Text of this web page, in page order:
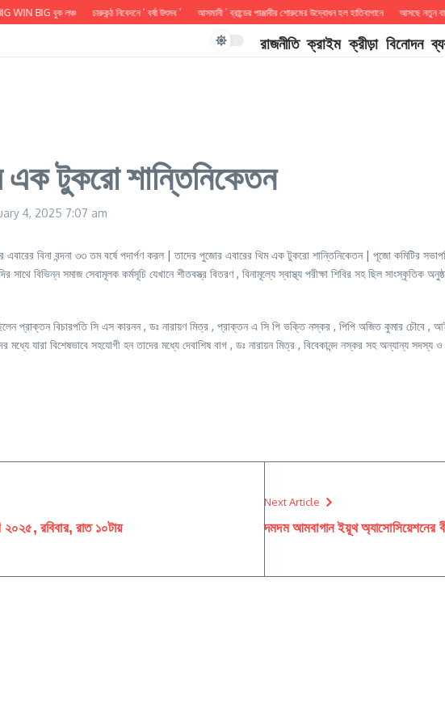
BIG বুক লঞ্চ চারুকন্ঠ নিবেদনে ‘ বর্ষা উৎসব ‘ আসমানী ‘ ব্রান্ডের পাঞ্জাবীর শোরুমের উদ্বোধন হল হাতিবাগানে আসছে নতুন বাংলা
রাজনীতি ক্রাইম ক্রীড়া বিনোদন
টুকরো শান্তিনিকেতন
4, 2025 7:07 am
এবারের বিনা বন্দনা ৩৩ তম বর্ষে পদার্পণ করল | তাদের পুজোর এবারের থিম এক টুকরো শান্তিনিকেতন | পূজো কমিটির
বিভিন্ন সমাজ সেবামূলক কর্মসূচি যেখানে শীতবস্ত্র বিতরণ , বিনামূল্যে স্বাস্থ্য পরীক্ষা শিবির সহ ছিল সাংস্কৃতিক
প্রাক্তন বিচারপতি সি এস কারনন , ডঃ নারায়ণ মিত্র , প্রাক্তন এ সি পি ভক্তি নস্কর , পিপি অজিত কুমার চৌবে ,
যারা বিশেষভাবে সহযোগী হন তাদের মধ্যে দেবাশিষ বাগ , ডঃ নারায়ন মিত্র , বিবেকানন্দ নস্কর সহ অন্যান্য সদস্য ও
২০২৫, রবিবার, রাত ১০টায়
Next Article
দমদম আমবাগান ইয়ূথ অ্যাসোসিয়েশনের